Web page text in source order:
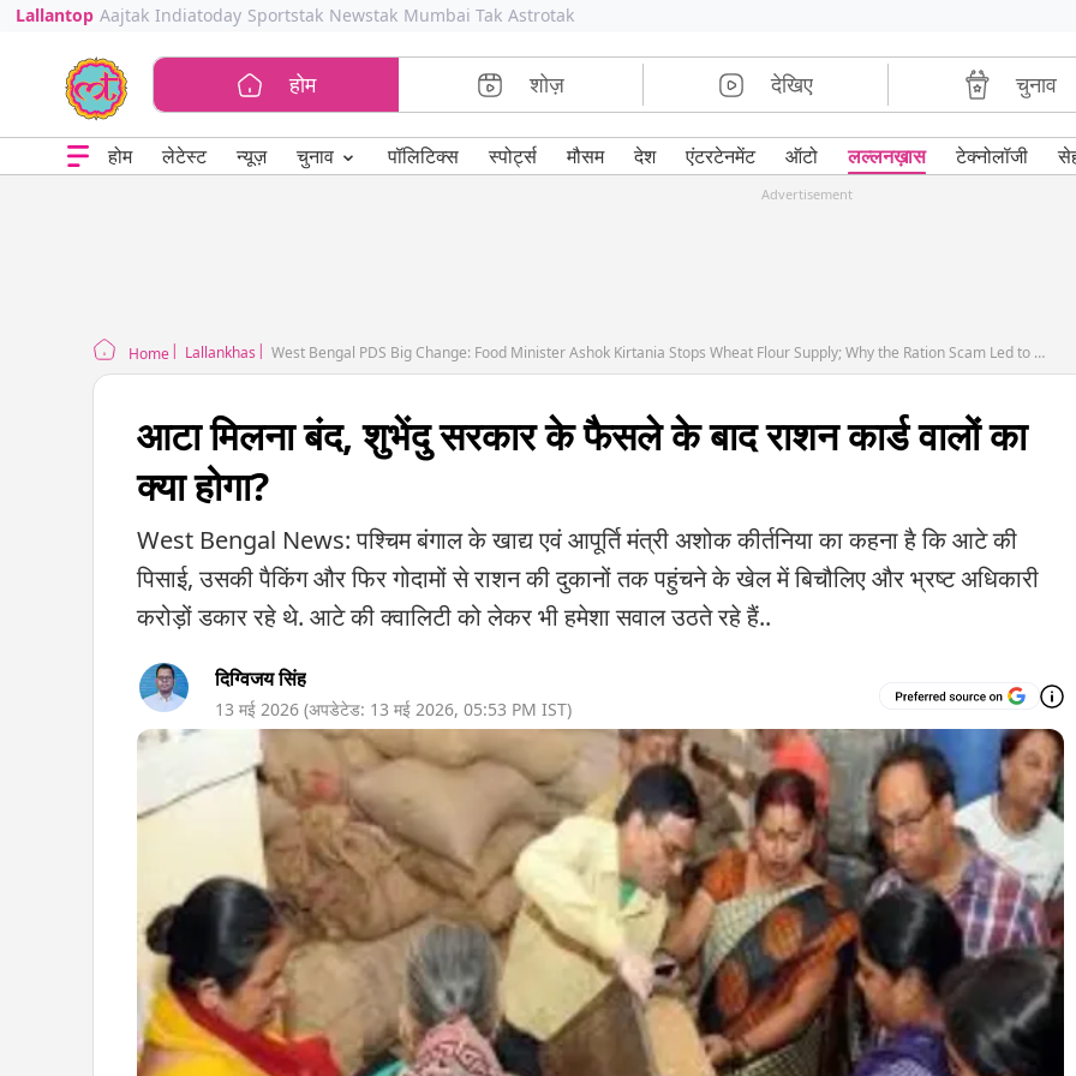
Lallantop Aajtak Indiatoday Sportstak Newstak Mumbai Tak Astrotak
होम शोज़ देखिए चुनाव
होम लेटेस्ट न्यूज़ चुनाव ⌄ पॉलिटिक्स स्पोर्ट्स मौसम देश एंटरटेनमेंट ऑटो लल्लनख़ास टेक्नोलॉजी
Advertisement
Home Lallankhas West Bengal PDS Big Change: Food Minister Ashok Kirtania Stops Wheat Flour Supply; Why the Ration Scam Led to This Bold Move?
आटा मिलना बंद, शुभेंदु सरकार के फैसले के बाद राशन कार्ड वालों का
क्या होगा?
West Bengal News: पश्चिम बंगाल के खाद्य एवं आपूर्ति मंत्री अशोक कीर्तनिया का कहना है कि आटे की
पिसाई, उसकी पैकिंग और फिर गोदामों से राशन की दुकानों तक पहुंचने के खेल में बिचौलिए और भ्रष्ट अधिकारी
करोड़ों डकार रहे थे. आटे की क्वालिटी को लेकर भी हमेशा सवाल उठते रहे हैं..
दिग्विजय सिंह
13 मई 2026 (अपडेटेड: 13 मई 2026, 05:53 PM IST)